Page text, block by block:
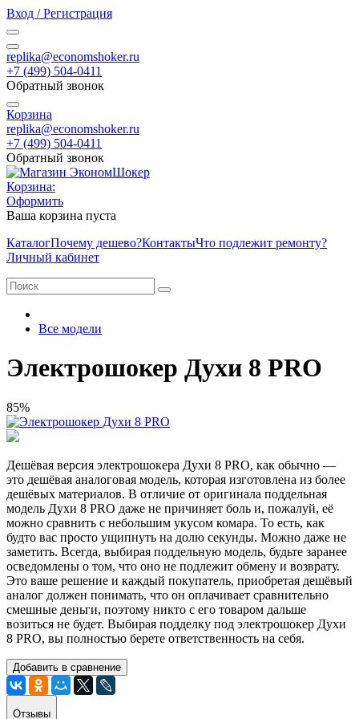
Вход / Регистрация
replika@economshoker.ru
+7 (499) 504-0411
Обратный звонок
Корзина
replika@economshoker.ru
+7 (499) 504-0411
Обратный звонок
Корзина:
Оформить
Ваша корзина пуста
КаталогПочему дешево?КонтактыЧто подлежит ремонту?
Личный кабинет
Все модели
Электрошокер Духи 8 PRO
85%
Дешёвая версия электрошокера Духи 8 PRO, как обычно —
это дешёвая аналоговая модель, которая изготовлена из более
дешёвых материалов. В отличие от оригинала поддельная
модель Духи 8 PRO даже не причиняет боль и, пожалуй, её
можно сравнить с небольшим укусом комара. То есть, как
будто вас просто ущипнуть на долю секунды. Можно даже не
заметить. Всегда, выбирая поддельную модель, будьте заранее
осведомлены о том, что оно не подлежит обмену и возврату.
Это ваше решение и каждый покупатель, приобретая дешёвый
аналог должен понимать, что он оплачивает сравнительно
смешные деньги, поэтому никто с его товаром дальше
возиться не будет. Выбирая подделку под электрошокер Духи
8 PRO, вы полностью берете ответственность на себя.
Добавить в сравнение
Отзывы